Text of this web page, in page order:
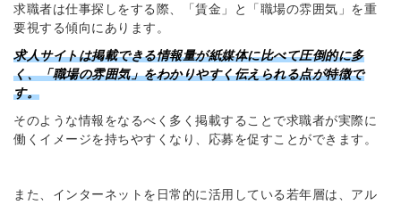
求職者は仕事探しをする際、「賃金」と「職場の雰囲気」を重
要視する傾向にあります。
求人サイトは掲載できる情報量が紙媒体に比べて圧倒的に多
く、「職場の雰囲気」をわかりやすく伝えられる点が特徴で
す。
そのような情報をなるべく多く掲載することで求職者が実際に
働くイメージを持ちやすくなり、応募を促すことができます。
また、インターネットを日常的に活用している若年層は、アル